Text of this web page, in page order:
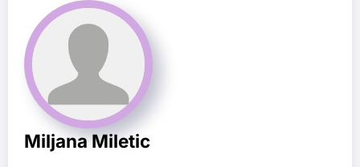
Miljana Miletic